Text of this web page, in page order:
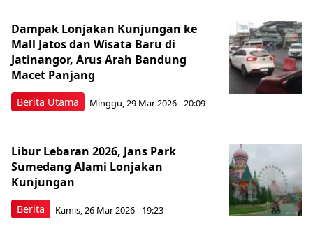
Berita Utama
Dampak Lonjakan Kunjungan ke
Mall Jatos dan Wisata Baru di
Jatinangor, Arus Arah Bandung
Macet Panjang
Minggu, 29 Mar 2026 - 20:09
Berita
Libur Lebaran 2026, Jans Park
Sumedang Alami Lonjakan
Kunjungan
Kamis, 26 Mar 2026 - 19:23